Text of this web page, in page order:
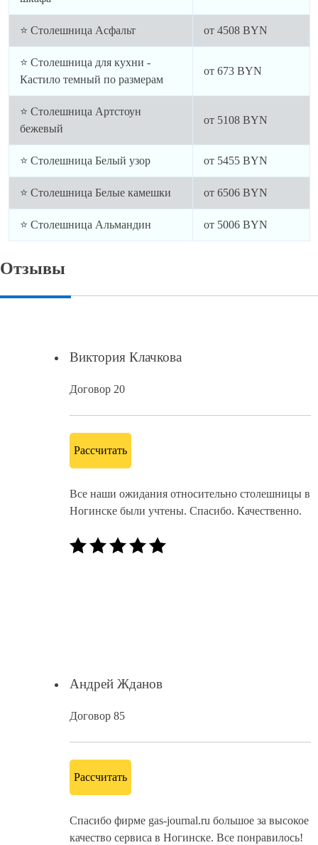
⭐ Столешница Асфальт от 4508 BYN
⭐ Столешница для кухни -
Кастило темный по размерам
от 673 BYN
⭐ Столешница Артстоун
бежевый
от 5108 BYN
⭐ Столешница Белый узор от 5455 BYN
⭐ Столешница Белые камешки от 6506 BYN
⭐ Столешница Альмандин от 5006 BYN
Отзывы
Виктория Клачкова
Договор 20
Рассчитать
Все наши ожидания относительно столешницы в
Ногинске были учтены. Спасибо. Качественно.
Андрей Жданов
Договор 85
Рассчитать
Спасибо фирме gas-journal.ru большое за высокое
качество сервиса в Ногинске. Все понравилось!